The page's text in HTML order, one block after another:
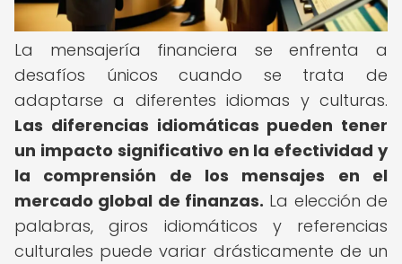
La mensajería financiera se enfrenta a
desafíos únicos cuando se trata de
adaptarse a diferentes idiomas y culturas.
Las diferencias idiomáticas pueden tener
un impacto significativo en la efectividad y
la comprensión de los mensajes en el
mercado global de finanzas. La elección de
palabras, giros idiomáticos y referencias
culturales puede variar drásticamente de un